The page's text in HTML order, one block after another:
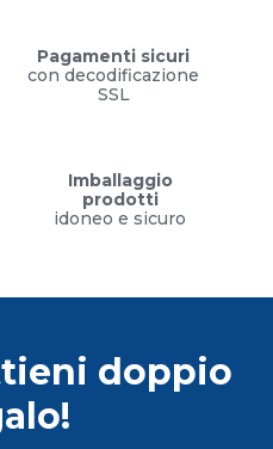
Pagamenti sicuri
con decodificazione
SSL
Imballaggio
prodotti
idoneo e sicuro
doppio